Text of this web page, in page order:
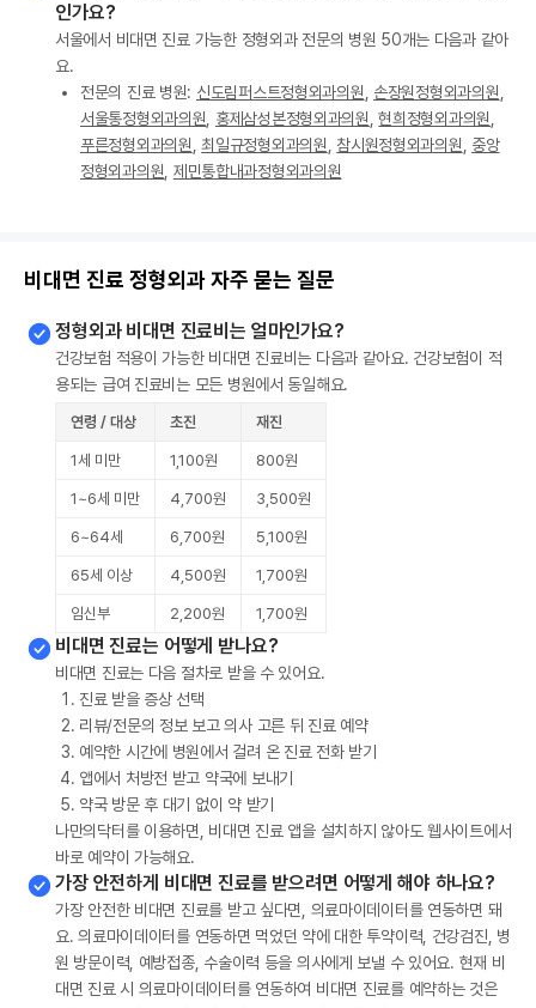
인가요?
서울에서 비대면 진료 가능한 정형외과 전문의 병원 50개는 다음과 같아
요.
전문의 진료 병원: 신도림퍼스트정형외과의원 손장원정형외과의원
서울통정형외과의원
홍제삼성본정형외과의원 ,현희정형외과의원
푸른정형외과의원 ,최일규정형외과의원 참시원정형외과의원
중앙
정형외과의원 제민통합내과정형외과의원
비대면 진료 정형외과 자주 묻는 질문
정형외과 비대면 진료비는 얼마인가요?
건강보험 적용이 가능한 비대면 진료비는 다음과 같아요. 건강보험이 적
용되는 급여 진료비는 모든 병원에서 동일해요.
연령 / 대상 초진 재진
1세 미만 1,100원 800원
1~6세 미만 4,700원 3,500원
6~64세 6,700원 5,100원
65세 이상 4,500원 1,700원
임신부 2,200원 1,700원
비대면 진료는 어떻게 받나요?
비대면 진료는 다음 절차로 받을 수 있어요.
진료 받을 증상 선택
리뷰/전문의 정보 보고 의사 고른 뒤 진료 예약
예약한 시간에 병원에서 걸려 온 진료 전화 받기
앱에서 처방전 받고 약국에 보내기
약국 방문 후 대기 없이 약 받기
나만의닥터를 이용하면, 비대면 진료 앱을 설치하지 않아도 웹사이트에서
바로 예약이 가능해요.
가장 안전하게 비대면 진료를 받으려면 어떻게 해야 하나요?
가장 안전한 비대면 진료를 받고 싶다면, 의료마이데이터를 연동하면 돼
요. 의료마이데이터를 연동하면 먹었던 약에 대한 투약이력, 건강검진, 병
원 방문이력, 예방접종, 수술이력 등을 의사에게 보낼 수 있어요. 현재 비
대면 진료 시 의료마이데이터를 연동하여 비대면 진료를 예약하는 것은